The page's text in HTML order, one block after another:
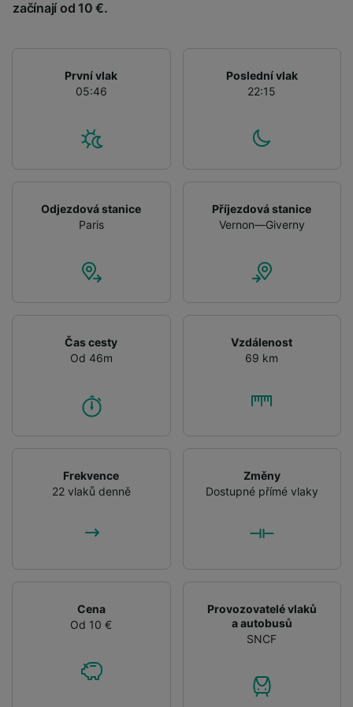
začínají od 10 €.
První vlak
05:46
Poslední vlak
22:15
Odjezdová stanice
Paris
Příjezdová stanice
Vernon—Giverny
Čas cesty
Od 46m
Vzdálenost
69 km
Frekvence
22 vlaků denně
Změny
Dostupné přímé vlaky
Cena
Od 10 €
Provozovatelé vlaků
a autobusů
SNCF
advertising and content measurement,
audience research and services development.
List of Partners